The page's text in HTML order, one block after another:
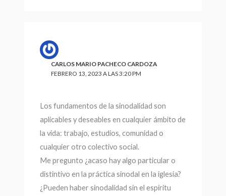
CARLOS MARIO PACHECO CARDOZA
FEBRERO 13, 2023 A LAS 3:20 PM
Los fundamentos de la sinodalidad son
aplicables y deseables en cualquier ámbito de
la vida: trabajo, estudios, comunidad o
cualquier otro colectivo social.
Me pregunto ¿acaso hay algo particular o
distintivo en la práctica sinodal en la iglesia?
¿Pueden haber sinodalidad sin el espíritu